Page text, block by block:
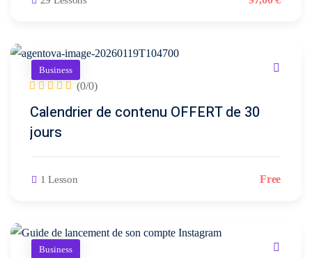
AUTOMATISATION
INTELLIGENCE
ARTIFICIELLE ✨
Back
ia
identité
de
production
Business
(0/0)
Calendrier de contenu OFFERT de 30
jours
1 Lesson Free
Business